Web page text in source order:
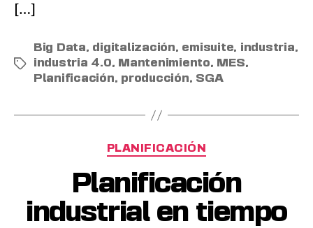
[…]
Big Data, digitalización, emisuite, industria,
industria 4.0, Mantenimiento, MES,
Planificación, producción, SGA
PLANIFICACIÓN
Planificación
industrial en tiempo